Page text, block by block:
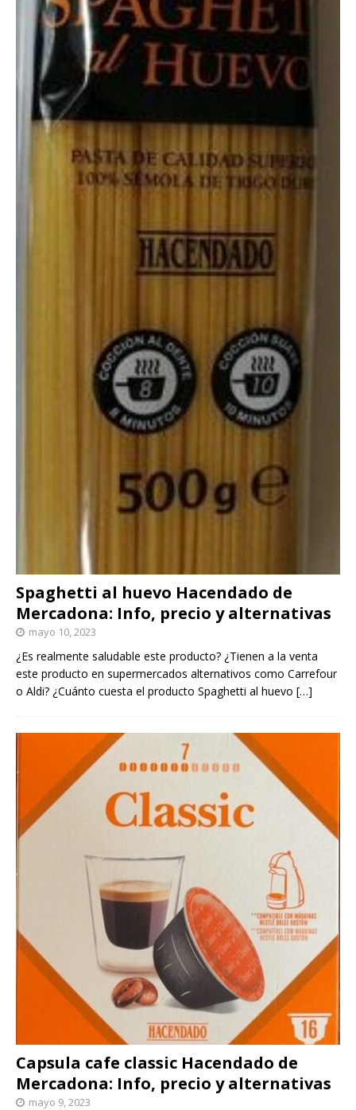
Spaghetti al huevo Hacendado de
Mercadona: Info, precio y alternativas
mayo 10, 2023
¿Es realmente saludable este producto? ¿Tienen a la venta
este producto en supermercados alternativos como Carrefour
o Aldi? ¿Cuánto cuesta el producto Spaghetti al huevo […]
Capsula cafe classic Hacendado de
Mercadona: Info, precio y alternativas
mayo 9, 2023